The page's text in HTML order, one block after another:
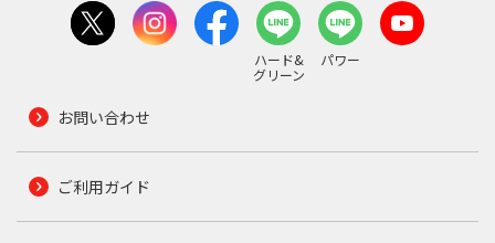
ハード&
グリーン
パワー
お問い合わせ
ご利用ガイド